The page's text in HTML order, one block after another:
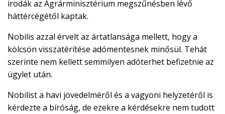
irodák az Agrárminisztérium megszűnésben lévő
háttércégétől kaptak.
Nobilis azzal érvelt az ártatlansága mellett, hogy a
kölcsön visszatérítése adómentesnek minősül. Tehát
szerinte nem kellett semmilyen adóterhet befizetnie az
ügylet után.
Nobilist a havi jövedelméről és a vagyoni helyzetéről is
kérdezte a bíróság, de ezekre a kérdésekre nem tudott